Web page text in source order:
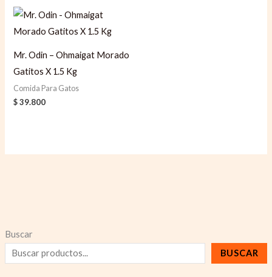
Buscar
BUSCAR
Mr. Odin – Ohmaigat Morado
Gatitos X 1.5 Kg
Comida Para Gatos
$39.800